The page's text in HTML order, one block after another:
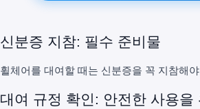
신분증 지참: 필수 준비물
휠체어를 대여할 때는 신분증을 꼭 지참해
대여 규정 확인: 안전한 사용을